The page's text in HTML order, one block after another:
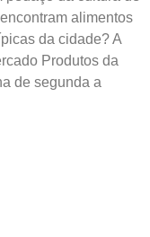
alimentos
da cidade? A
Produtos da
de segunda a